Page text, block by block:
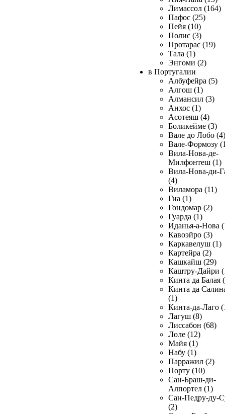
Лимассол (164)
Пафос (25)
Пейя (10)
Полис (3)
Протарас (19)
Тала (1)
Энгоми (2)
в Португалии
Албуфейра (5)
Алгош (1)
Алмансил (3)
Анхос (1)
Асотеяш (4)
Боликейме (3)
Вале до Лобо (4)
Вале-Формозу
Вила-Нова-де-
Милфонтеш (1)
Вила-Нова-ди-
(4)
Виламора (11)
Гиа (1)
Гондомар (2)
Гуарда (1)
Иданья-а-Нова
Кавоэйро (3)
Каркавелуш (1)
Картейра (2)
Кашкайш (29)
Каштру-Дайри
Кинта да Балая
Кинта да
(1)
Кинта-да-Лаго
Лагуш (8)
Лиссабон (68)
Лоле (12)
Майя (1)
Набу (1)
Парражил (2)
Порту (10)
Сан-Браш-ди-
Алпортел (1)
Сан-Педру-ду-
(2)